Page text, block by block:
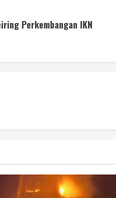
Perkembangan IKN